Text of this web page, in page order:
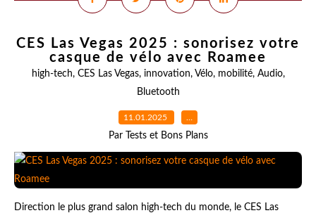
CES Las Vegas 2025 : sonorisez votre
casque de vélo avec Roamee
high-tech, CES Las Vegas, innovation, Vélo, mobilité, Audio,
Bluetooth
11.01.2025 …
Par Tests et Bons Plans
Direction le plus grand salon high-tech du monde, le CES Las